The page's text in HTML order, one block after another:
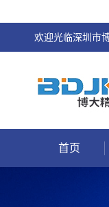
欢迎光临深圳市
首页